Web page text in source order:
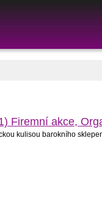
Firemní akce,
kulisou barokního